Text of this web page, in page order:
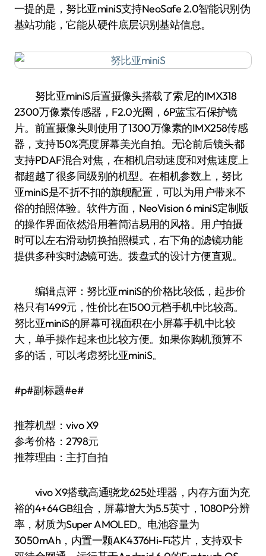
一提的是，努比亚miniS支持NeoSafe 2.0智能识别伪
基站功能，它能从硬件底层识别基站信息。
努比亚miniS后置摄像头搭载了索尼的IMX318
2300万像素传感器，F2.0光圈，6P蓝宝石保护镜
片。前置摄像头则使用了1300万像素的IMX258传感
器，支持150%亮度屏幕美光自拍。无论前后镜头都
支持PDAF混合对焦，在相机启动速度和对焦速度上
都超越了很多同级别的机型。在相机参数上，努比
亚miniS是不折不扣的旗舰配置，可以为用户带来不
俗的拍照体验。软件方面，NeoVision 6 miniS定制版
的操作界面依然沿用着简洁易用的风格。用户拍摄
时可以左右滑动切换拍照模式，右下角的滤镜功能
提供多种实时滤镜可选。拨盘式的设计方便直观。
编辑点评：努比亚miniS的价格比较低，起步价
格只有1499元，性价比在1500元档手机中比较高。
努比亚miniS的屏幕可视面积在小屏幕手机中比较
大，单手操作起来也比较方便。如果你购机预算不
多的话，可以考虑努比亚miniS。
#p#副标题#e#
推荐机型：vivo X9
参考价格：2798元
推荐理由：主打自拍
vivo X9搭载高通骁龙625处理器，内存方面为充
裕的4+64GB组合，屏幕增大为5.5英寸，1080P分辨
率，材质为Super AMOLED。电池容量为
3050mAh，内置一颗AK4376Hi-Fi芯片，支持双卡